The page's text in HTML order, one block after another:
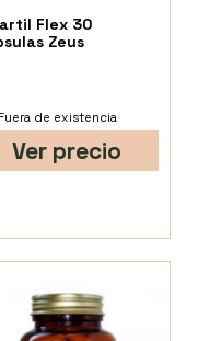
Flex 30
Zeus
Fuera de existencia
Ver precio